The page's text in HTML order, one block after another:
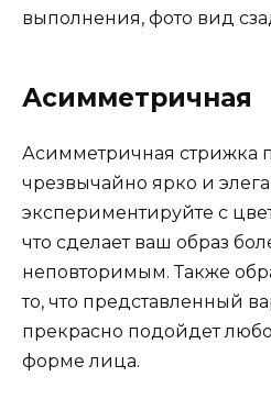
Асимметричная
Асимметричная стрижка
чрезвычайно ярко и
экспериментируйте с
что сделает ваш образ
неповторимым. Также
то, что представленный
прекрасно подойдет
форме лица.